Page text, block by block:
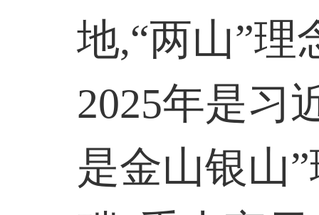
地,“两山”理
2025年是习
是金山银山